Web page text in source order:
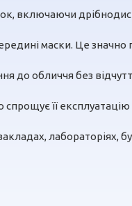
включаючи
маски. Це
до обличчя без
її
лабораторіях,